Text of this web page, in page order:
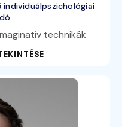
individuálpszichológiai
technikák